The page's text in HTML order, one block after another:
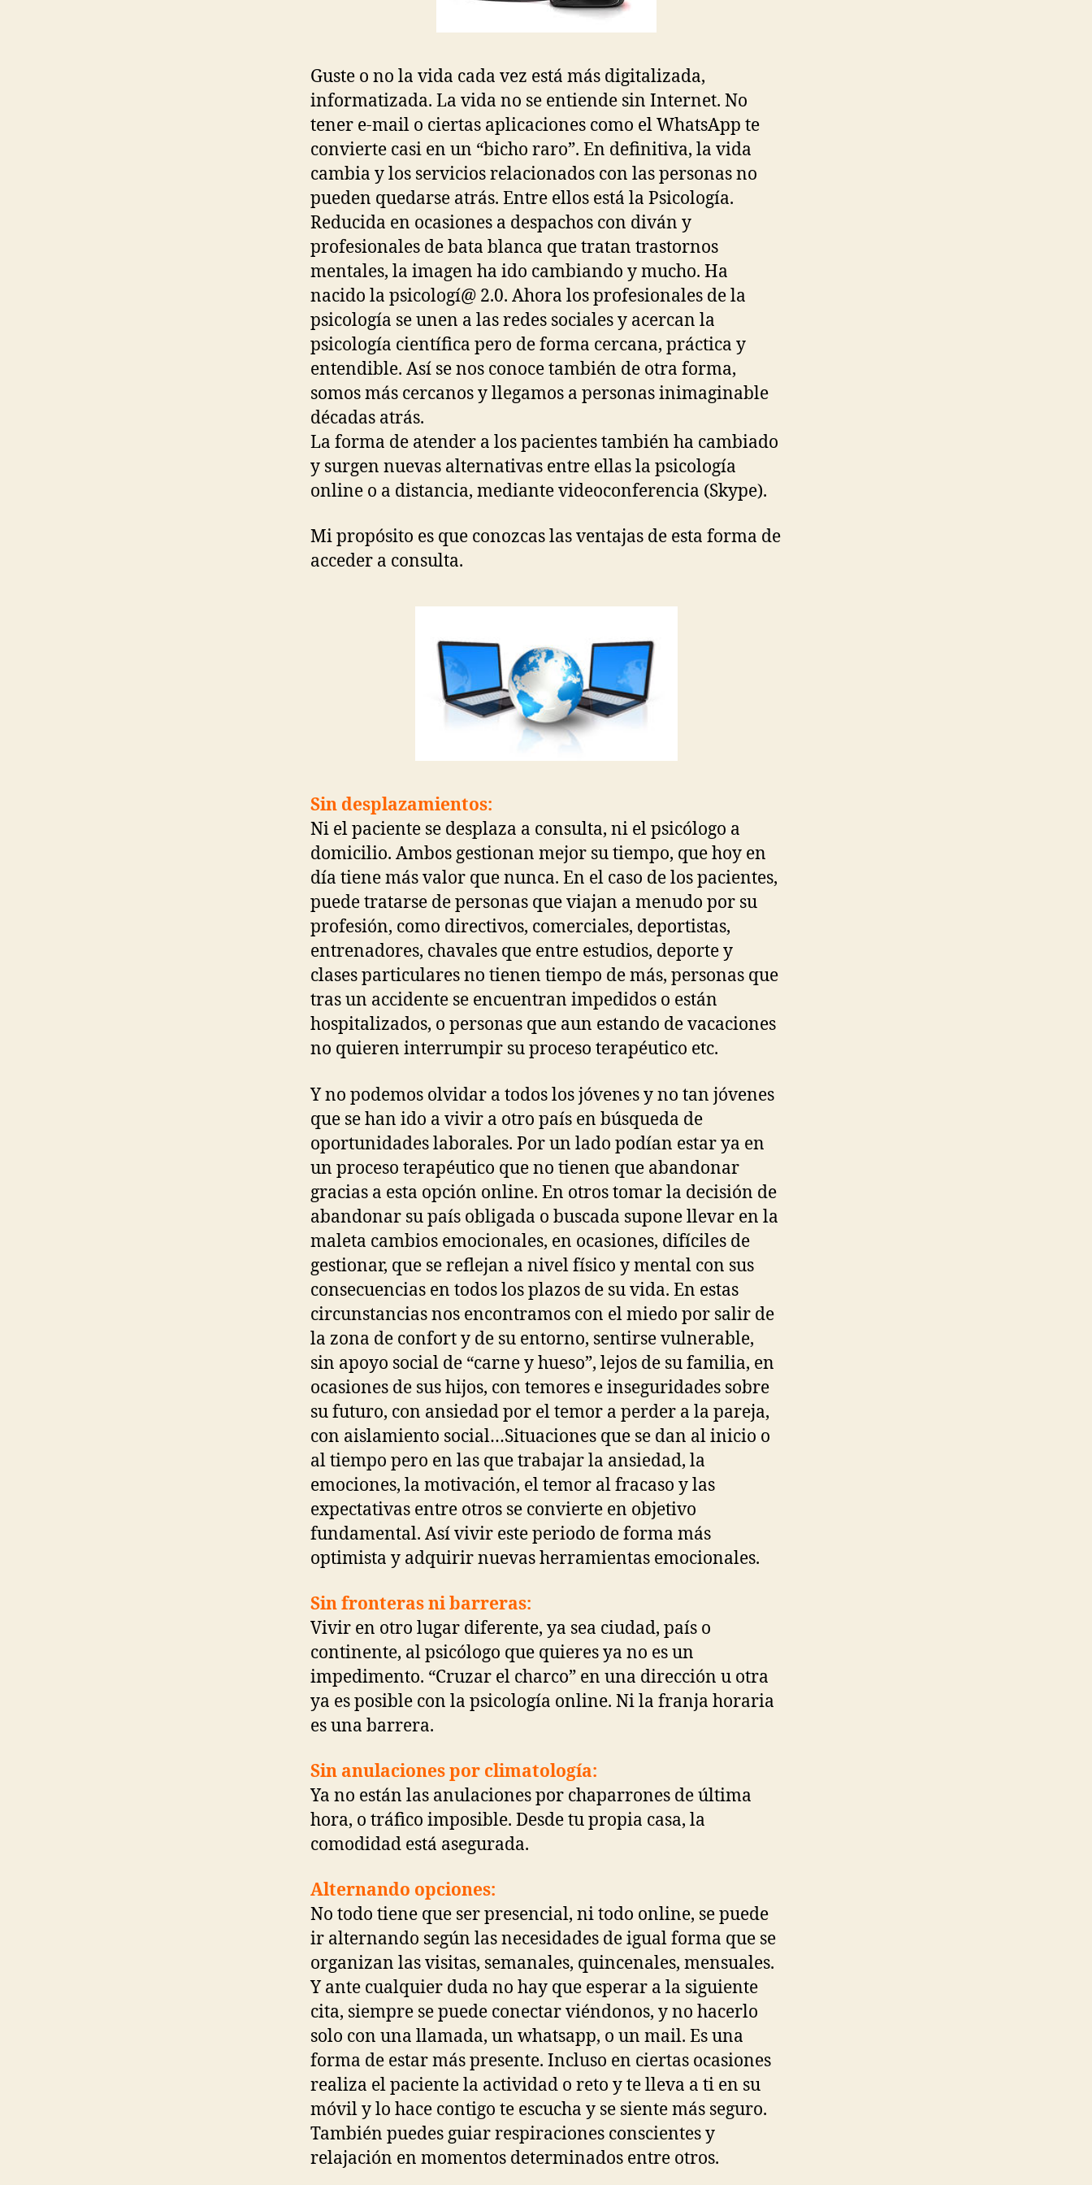
Guste o no la vida cada vez está más digitalizada,
informatizada. La vida no se entiende sin Internet. No
tener e-mail o ciertas aplicaciones como el WhatsApp te
convierte casi en un “bicho raro”. En definitiva, la vida
cambia y los servicios relacionados con las personas no
pueden quedarse atrás. Entre ellos está la Psicología.
Reducida en ocasiones a despachos con diván y
profesionales de bata blanca que tratan trastornos
mentales, la imagen ha ido cambiando y mucho. Ha
nacido la psicologí@ 2.0. Ahora los profesionales de la
psicología se unen a las redes sociales y acercan la
psicología científica pero de forma cercana, práctica y
entendible. Así se nos conoce también de otra forma,
somos más cercanos y llegamos a personas inimaginable
décadas atrás.
La forma de atender a los pacientes también ha cambiado
y surgen nuevas alternativas entre ellas la psicología
online o a distancia, mediante videoconferencia (Skype).
Mi propósito es que conozcas las ventajas de esta forma de
acceder a consulta.
Sin desplazamientos:
Ni el paciente se desplaza a consulta, ni el psicólogo a
domicilio. Ambos gestionan mejor su tiempo, que hoy en
día tiene más valor que nunca. En el caso de los pacientes,
puede tratarse de personas que viajan a menudo por su
profesión, como directivos, comerciales, deportistas,
entrenadores, chavales que entre estudios, deporte y
clases particulares no tienen tiempo de más, personas que
tras un accidente se encuentran impedidos o están
hospitalizados, o personas que aun estando de vacaciones
no quieren interrumpir su proceso terapéutico etc.
Y no podemos olvidar a todos los jóvenes y no tan jóvenes
que se han ido a vivir a otro país en búsqueda de
oportunidades laborales. Por un lado podían estar ya en
un proceso terapéutico que no tienen que abandonar
gracias a esta opción online. En otros tomar la decisión de
abandonar su país obligada o buscada supone llevar en la
maleta cambios emocionales, en ocasiones, difíciles de
gestionar, que se reflejan a nivel físico y mental con sus
consecuencias en todos los plazos de su vida. En estas
circunstancias nos encontramos con el miedo por salir de
la zona de confort y de su entorno, sentirse vulnerable,
sin apoyo social de “carne y hueso”, lejos de su familia, en
ocasiones de sus hijos, con temores e inseguridades sobre
su futuro, con ansiedad por el temor a perder a la pareja,
con aislamiento social…Situaciones que se dan al inicio o
al tiempo pero en las que trabajar la ansiedad, la
emociones, la motivación, el temor al fracaso y las
expectativas entre otros se convierte en objetivo
fundamental. Así vivir este periodo de forma más
optimista y adquirir nuevas herramientas emocionales.
Sin fronteras ni barreras:
Vivir en otro lugar diferente, ya sea ciudad, país o
continente, al psicólogo que quieres ya no es un
impedimento. “Cruzar el charco” en una dirección u otra
ya es posible con la psicología online. Ni la franja horaria
es una barrera.
Sin anulaciones por climatología:
Ya no están las anulaciones por chaparrones de última
hora, o tráfico imposible. Desde tu propia casa, la
comodidad está asegurada.
Alternando opciones:
No todo tiene que ser presencial, ni todo online, se puede
ir alternando según las necesidades de igual forma que se
organizan las visitas, semanales, quincenales, mensuales.
Y ante cualquier duda no hay que esperar a la siguiente
cita, siempre se puede conectar viéndonos, y no hacerlo
solo con una llamada, un whatsapp, o un mail. Es una
forma de estar más presente. Incluso en ciertas ocasiones
realiza el paciente la actividad o reto y te lleva a ti en su
móvil y lo hace contigo te escucha y se siente más seguro.
También puedes guiar respiraciones conscientes y
relajación en momentos determinados entre otros.